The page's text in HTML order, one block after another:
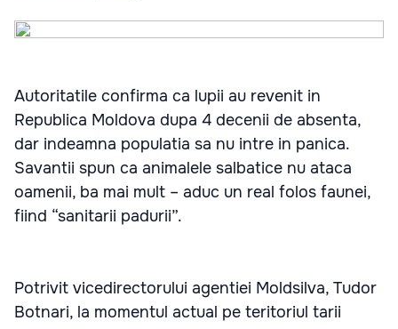
Autoritatile confirma ca lupii au revenit in
Republica Moldova dupa 4 decenii de absenta,
dar indeamna populatia sa nu intre in panica.
Savantii spun ca animalele salbatice nu ataca
oamenii, ba mai mult – aduc un real folos faunei,
fiind “sanitarii padurii”.
Potrivit vicedirectorului agentiei Moldsilva, Tudor
Botnari, la momentul actual pe teritoriul tarii